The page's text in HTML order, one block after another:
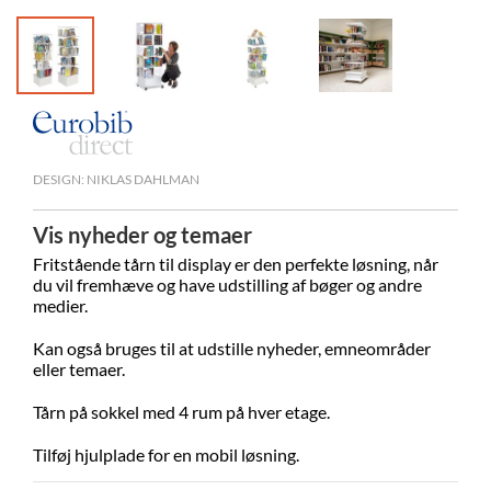
DESIGN: NIKLAS DAHLMAN
Vis nyheder og temaer
Fritstående tårn til display er den perfekte løsning, når
du vil fremhæve og have udstilling af bøger og andre
medier.
Kan også bruges til at udstille nyheder, emneområder
eller temaer.
Tårn på sokkel med 4 rum på hver etage.
Tilføj hjulplade for en mobil løsning.